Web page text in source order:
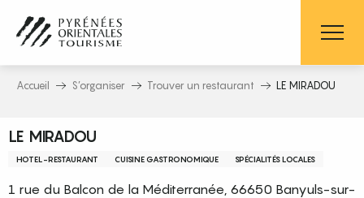
contenu
principal
Accueil S’organiser Trouver un restaurant LE MIRADOU
LE MIRADOU
HOTEL-RESTAURANT CUISINE GASTRONOMIQUE SPÉCIALITÉS LOCALES
1 rue du Balcon de la Méditerranée, 66650 Banyuls-sur-